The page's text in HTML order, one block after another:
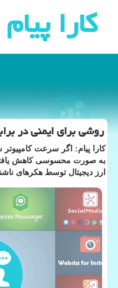
كارا پیام
روشی برای ایمنی در
كارا پیام: اگر سرعت
به صورت محسوسی كاهش
ارز دیجیتال توسط هكرهای